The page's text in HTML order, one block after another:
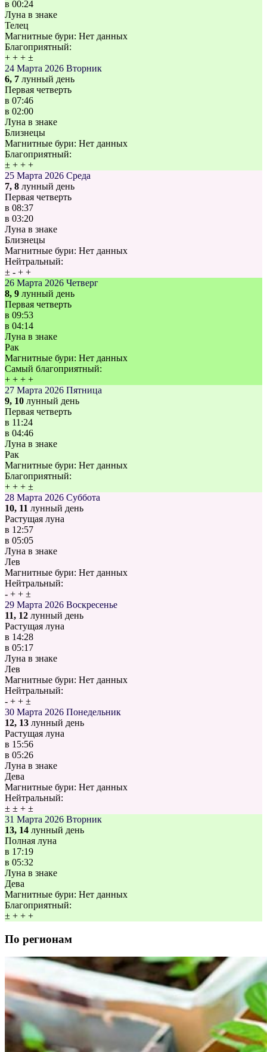
в 00:24
Луна в знаке
Телец
Магнитные бури: Нет данных
Благоприятный:
+ + + ±
24 Марта 2026 Вторник
6, 7 лунный день
Первая четверть
в 07:46
в 02:00
Луна в знаке
Близнецы
Магнитные бури: Нет данных
Благоприятный:
± + + +
25 Марта 2026 Среда
7, 8 лунный день
Первая четверть
в 08:37
в 03:20
Луна в знаке
Близнецы
Магнитные бури: Нет данных
Нейтральный:
± - + +
26 Марта 2026 Четверг
8, 9 лунный день
Первая четверть
в 09:53
в 04:14
Луна в знаке
Рак
Магнитные бури: Нет данных
Самый благоприятный:
+ + + +
27 Марта 2026 Пятница
9, 10 лунный день
Первая четверть
в 11:24
в 04:46
Луна в знаке
Рак
Магнитные бури: Нет данных
Благоприятный:
+ + + ±
28 Марта 2026 Суббота
10, 11 лунный день
Растущая луна
в 12:57
в 05:05
Луна в знаке
Лев
Магнитные бури: Нет данных
Нейтральный:
- + + ±
29 Марта 2026 Воскресенье
11, 12 лунный день
Растущая луна
в 14:28
в 05:17
Луна в знаке
Лев
Магнитные бури: Нет данных
Нейтральный:
- + + ±
30 Марта 2026 Понедельник
12, 13 лунный день
Растущая луна
в 15:56
в 05:26
Луна в знаке
Дева
Магнитные бури: Нет данных
Нейтральный:
± ± + ±
31 Марта 2026 Вторник
13, 14 лунный день
Полная луна
в 17:19
в 05:32
Луна в знаке
Дева
Магнитные бури: Нет данных
Благоприятный:
± + + +
По регионам